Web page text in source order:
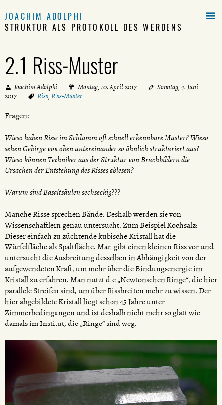
JOACHIM ADOLPHI
STRUKTUR ALS PROTOKOLL DES WERDENS
2.1 Riss-Muster
Joachim Adolphi Montag, 10. April 2017
Sonntag, 4. Juni
2017
Riss, Riss-Muster
Fragen:
Wieso haben Risse im Schlamm oft schnell erkennbare Muster? Wieso
sehen Gebirge von oben untereinander so ähnlich strukturiert aus?
Wieso können Techniker aus der Struktur von Bruchbildern die
Ursachen der Entstehung des Risses ablesen?
Warum sind Basaltsäulen sechseckig???
Manche Risse sprechen Bände. Deshalb werden sie von
Wissenschaftlern genau untersucht. Zum Beispiel Kochsalz:
Dieser einfach zu züchtende kubische Kristall hat die
Würfelfläche als Spaltfläche. Man gibt einen kleinen Riss vor und
untersucht die Ausbreitung desselben in Abhängigkeit von der
aufgewendeten Kraft, um mehr über die Bindungsenergie im
Kristall zu erfahren. Man nutzt die „Newtonschen Ringe“, die hier
parallele Streifen sind, um über Rissbreiten mehr zu wissen. Der
hier abgebildete Kristall liegt schon 45 Jahre unter
Zimmerbedingungen und ist deshalb nicht mehr so glatt wie
damals im Institut, die „Ringe“ sind weg.
